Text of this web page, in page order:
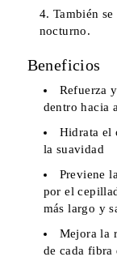
También
nocturno.
Beneficios
Refuerza
dentro hacia
Hidrata el
la suavidad
Previene
por el
más largo y
Mejora la
de cada fibra